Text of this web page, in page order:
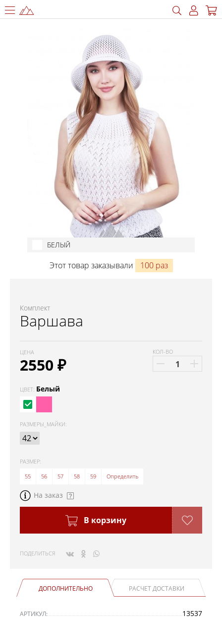
БЕЛЫЙ
Этот товар заказывали 100 раз
Комплект
Варшава
ЦЕНА
2550 ₽
КОЛ-ВО
ЦВЕТ: Белый
РАЗМЕРЫ_МАЙКИ:
РАЗМЕР:
55
56 57 58 59 Определить
На заказ
В корзину
ПОДЕЛИТЬСЯ
ДОПОЛНИТЕЛЬНО РАСЧЕТ ДОСТАВКИ
АРТИКУЛ: 13537